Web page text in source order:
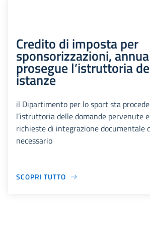
Credito di imposta per
sponsorizzazioni,
prosegue l’istruttoria
istanze
il Dipartimento per lo sport sta
l’istruttoria delle domande pervenute
richieste di integrazione documentale
necessario
SCOPRI TUTTO